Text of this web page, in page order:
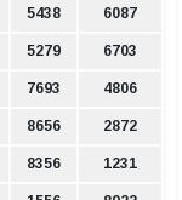
5438 6087
5279 6703
7693 4806
8656 2872
8356 1231